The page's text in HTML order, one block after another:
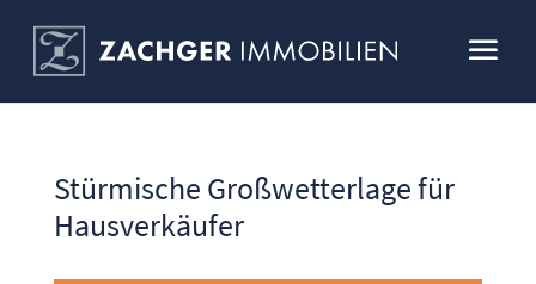
Stürmische Großwetterlage für
Hausverkäufer